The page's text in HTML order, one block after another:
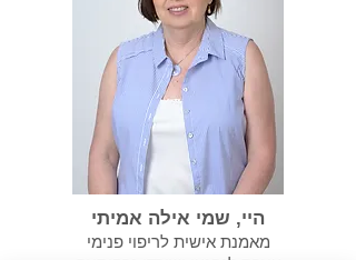
היי, שמי אילה אמיתי
מאמנת אישית לריפוי פנימי